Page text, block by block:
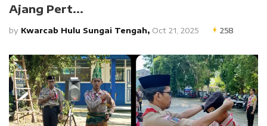
Ajang Pert...
by Kwarcab Hulu Sungai Tengah, Oct 21, 2025 258